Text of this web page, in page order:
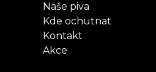
Naše piva
Kde ochutnat
Kontakt
Akce